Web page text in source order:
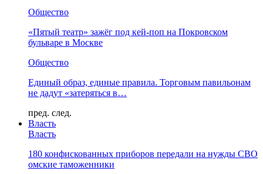
Общество
«Пятый театр» зажёг под кей-поп на Покровском
бульваре в Москве
Общество
Единый образ, единые правила. Торговым павильонам
не дадут «затеряться в…
пред. след.
Власть
Власть
180 конфискованных приборов передали на нужды СВО
омские таможенники